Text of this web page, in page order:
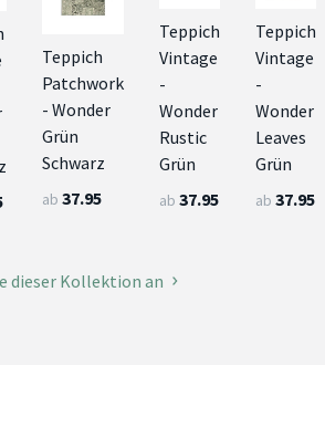
Teppich
Patchwork
- Wonder
Grün
Schwarz
ab 37.95
Teppich
Vintage
-
Wonder
Rustic
Grün
ab 37.95
Teppich
Vintage
-
Wonder
Leaves
Grün
ab 37.95
dieser Kollektion an